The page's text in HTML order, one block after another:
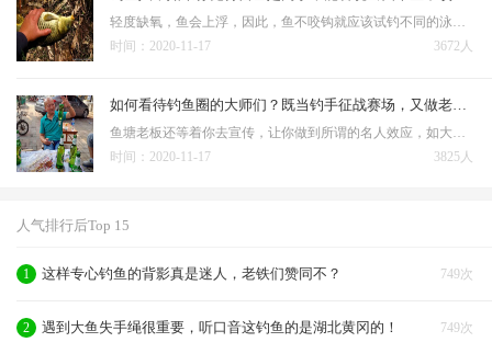
轻度缺氧，鱼会上浮，因此，鱼不咬钩就应该试钓不同的泳层，采取逗钩、拖钩、引钩等手段，一直到有鱼咬钩为止。 鱼受惊吓会影响就饵；鱼受惊原因很多，尤其是钓浅水时鱼往往不爱咬钩，很多情况下是受到人为因素的…
3672人
时间：2020-11-17
如何看待钓鱼圈的大师们？既当钓手征战赛场，又做老板角逐商海
鱼塘老板还等着你去宣传，让你做到所谓的名人效应，如大师都钓不到，那其他的钓友还去吗？ 可是钓鱼人有没有想过，即使给了你所谓的配方，你的钓技钓法不熟练，没有认知不会判断，你就能钓好鱼？花几千竿费不说，只给你…
3825人
时间：2020-11-17
人气排行后Top 15
749次
1 这样专心钓鱼的背影真是迷人，老铁们赞同不？
749次
2 遇到大鱼失手绳很重要，听口音这钓鱼的是湖北黄冈的！